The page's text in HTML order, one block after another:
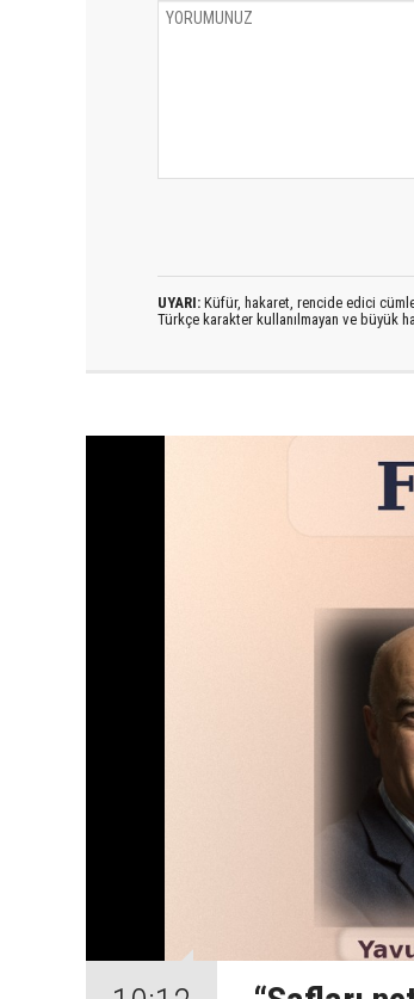
UYARI: Küfür, hakaret, rencide edici
Türkçe karakter kullanılmayan ve büyük